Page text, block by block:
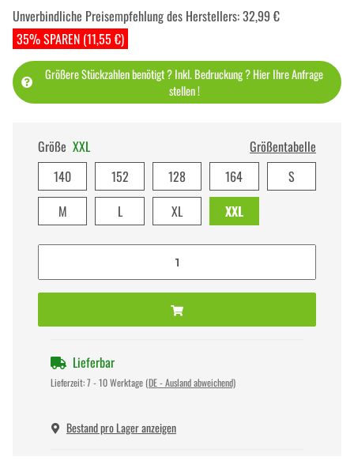
35% SPAREN (11,55 €)
Unverbindliche Preisempfehlung des Herstellers:32,99 €
Größere Stückzahlen benötigt ? Inkl. Bedruckung ? Hier Ihre Anfrage
stellen !
Größe XXL
Größentabelle
140
152 128 164
S
M
L XL XXL
Lieferbar
Lieferzeit:7 - 10 Werktage (DE - Ausland abweichend)
Bestand pro Lager anzeigen